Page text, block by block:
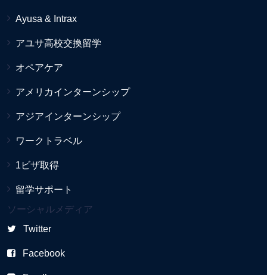
Ayusa & Intrax
アユサ高校交換留学
オペアケア
アメリカインターンシップ
アジアインターンシップ
ワークトラベル
1ビザ取得
留学サポート
ソーシャルメディア
Twitter
Facebook